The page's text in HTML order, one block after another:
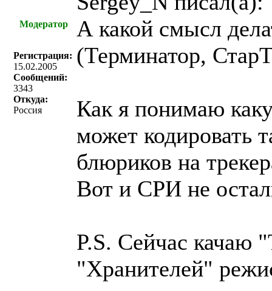
Модератор
Регистрация:
15.02.2005
Сообщений:
3343
Откуда:
Россия
А какой смысл
(Терминатор,
Как я понимаю
может кодировать
блюриков на
Вот и СРИ не
P.S. Сейчас качаю
"Хранителей"